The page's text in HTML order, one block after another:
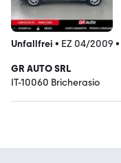
Unfallfrei • EZ 04/2009 •
GR AUTO SRL
IT-10060 Bricherasio